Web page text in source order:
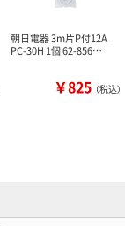
朝日電器 3m片P付12A
PC-30H 1個 62-856…
￥825 （税込）